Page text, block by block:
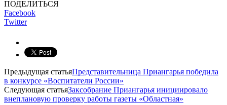
ПОДЕЛИТЬСЯ
Facebook
Twitter
Предыдущая статьяПредставительница Приангарья победила
в конкурсе «Воспитатели России»
Следующая статьяЗаксобрание Приангарья инициировало
внеплановую проверку работы газеты «Областная»